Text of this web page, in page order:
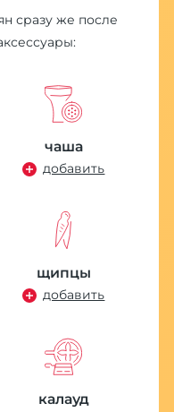
сразу же после
чаша
добавить
щипцы
добавить
калауд